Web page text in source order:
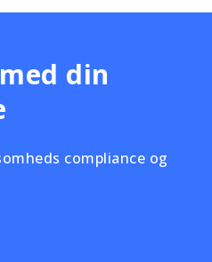
din
compliance og